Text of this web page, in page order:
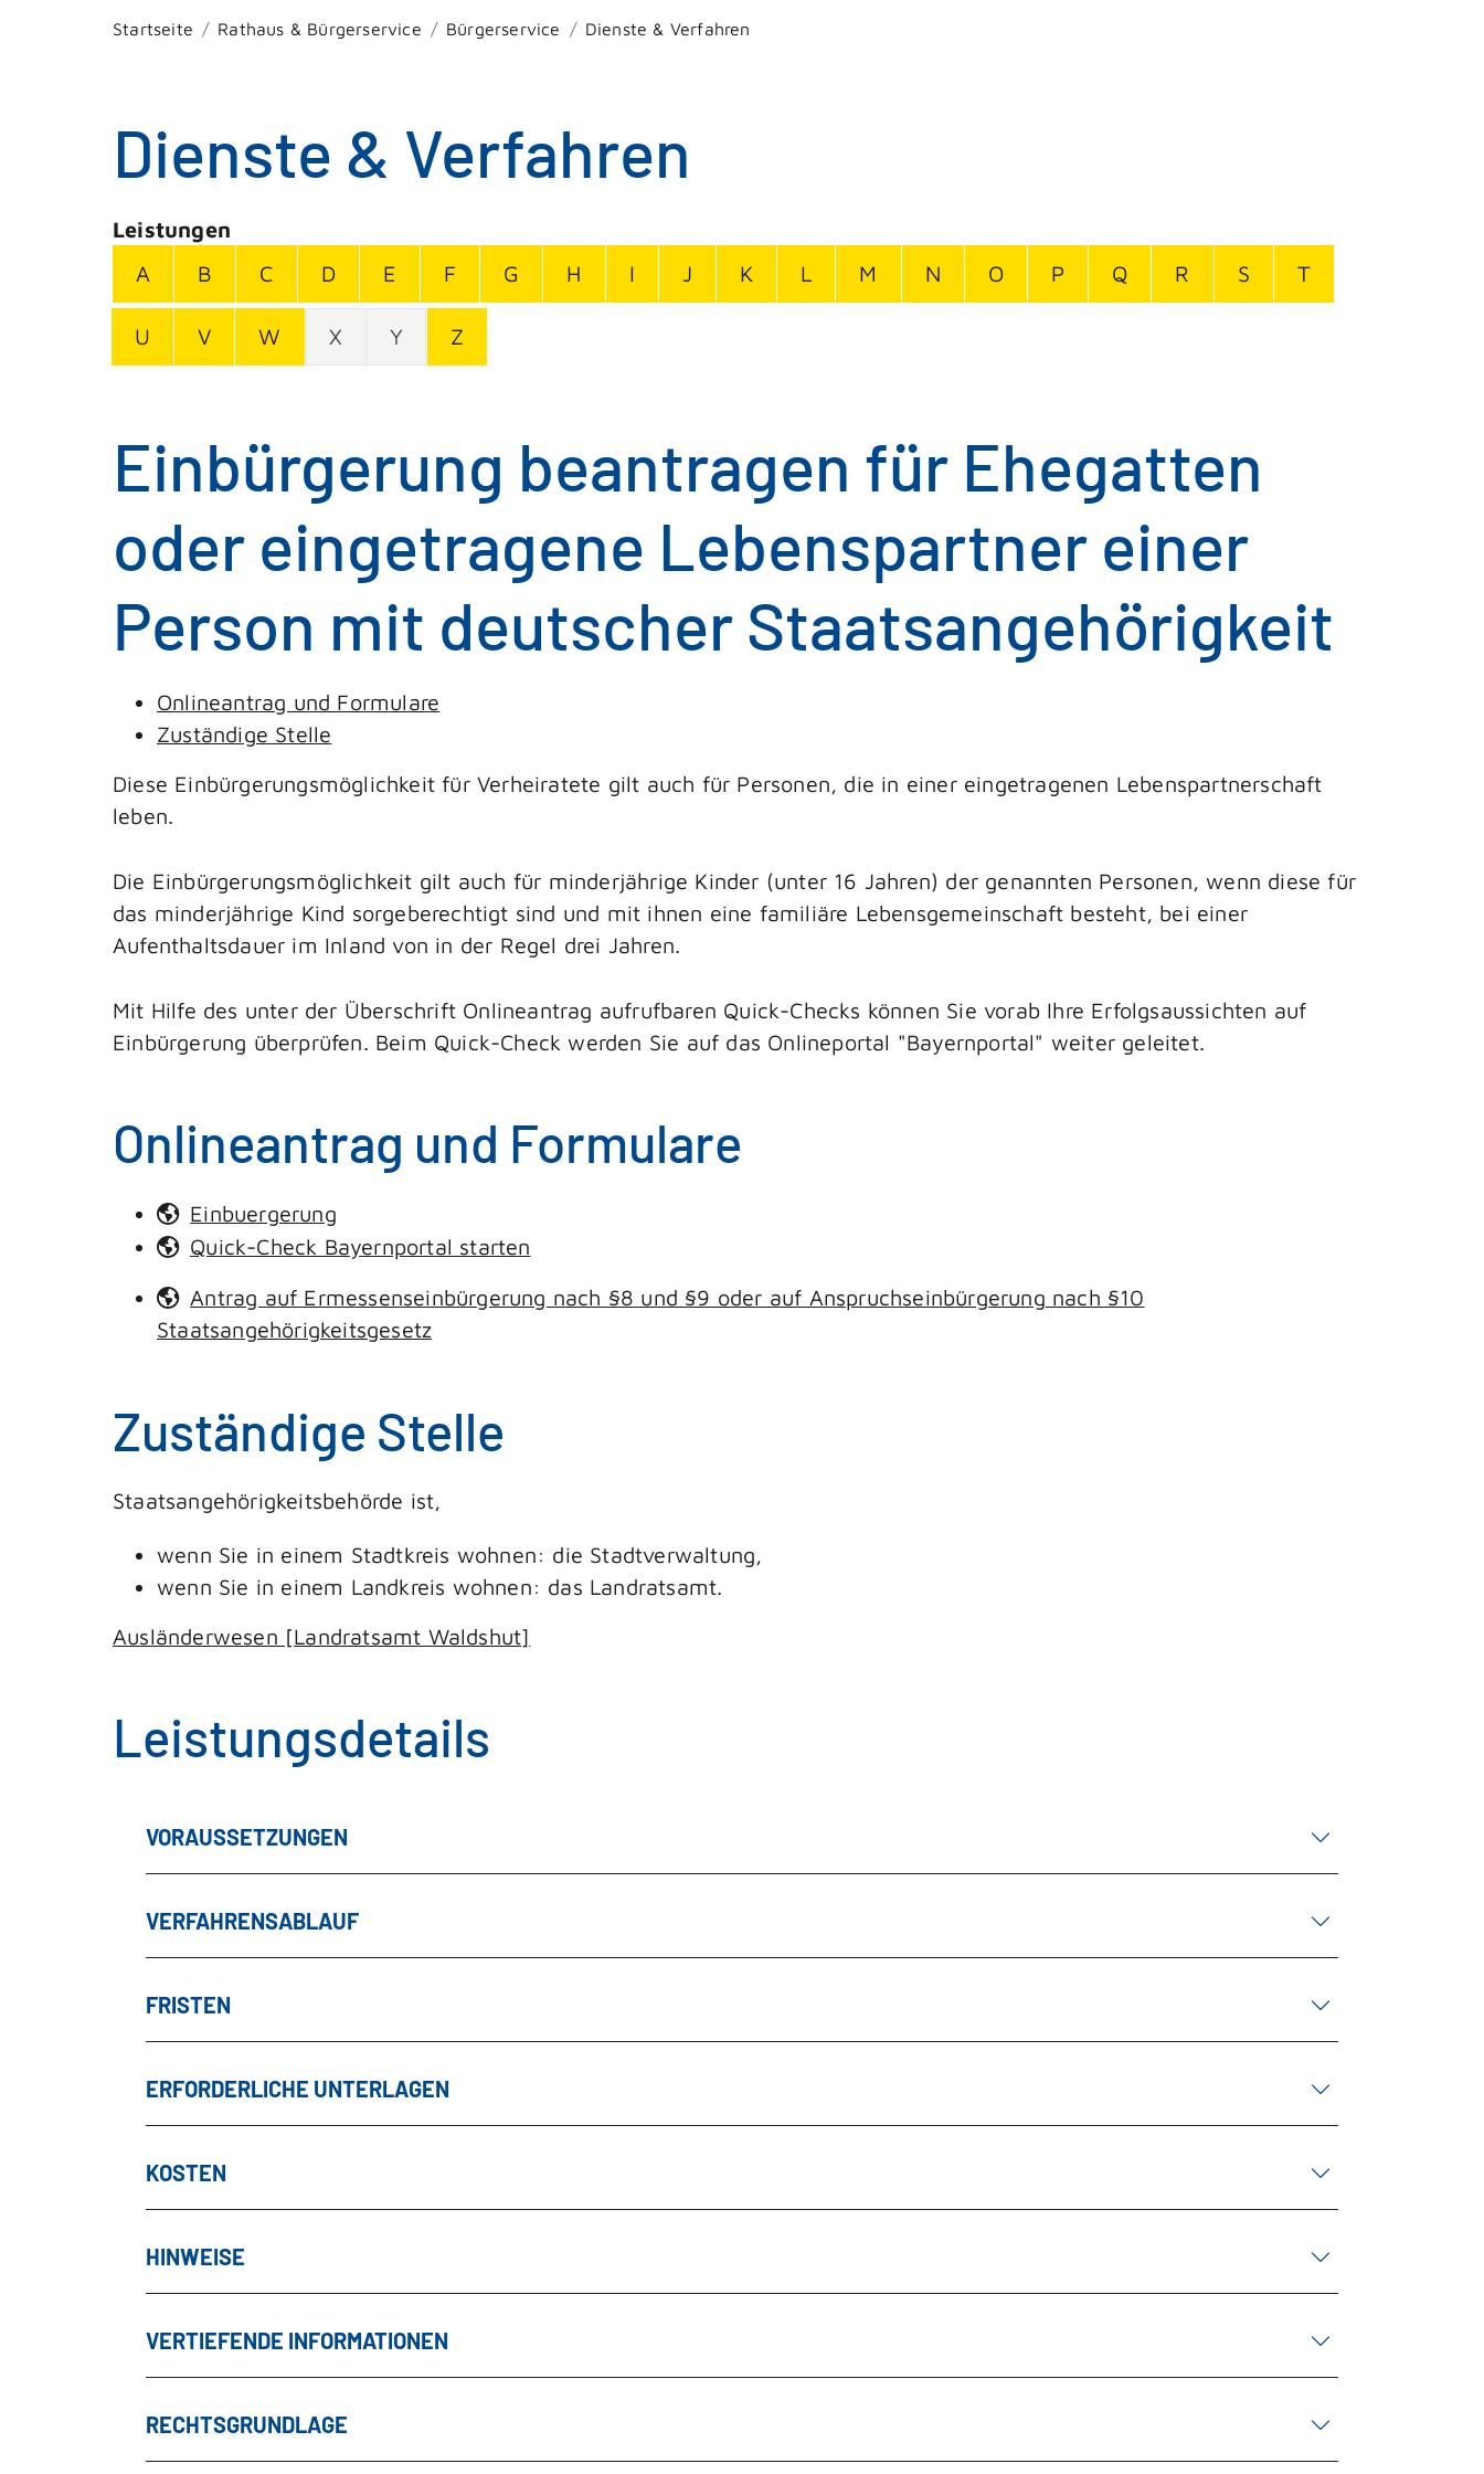
Startseite Rathaus & Bürgerservice Bürgerservice Dienste & Verfahren
Dienste & Verfahren
Leistungen
A
B C D E F G H I J K L M N O P Q R S T
U V W X Y Z
Einbürgerung beantragen für Ehegatten
oder eingetragene Lebenspartner einer
Person mit deutscher Staatsangehörigkeit
Onlineantrag und Formulare
Zuständige Stelle
Diese Einbürgerungsmöglichkeit für Verheiratete gilt auch für Personen, die in einer eingetragenen Lebenspartnerschaft
leben.
Die Einbürgerungsmöglichkeit gilt auch für minderjährige Kinder (unter 16 Jahren) der genannten Personen, wenn diese für
das minderjährige Kind sorgeberechtigt sind und mit ihnen eine familiäre Lebensgemeinschaft besteht, bei einer
Aufenthaltsdauer im Inland von in der Regel drei Jahren.
Mit Hilfe des unter der Überschrift Onlineantrag aufrufbaren Quick-Checks können Sie vorab Ihre Erfolgsaussichten auf
Einbürgerung überprüfen. Beim Quick-Check werden Sie auf das Onlineportal "Bayernportal" weiter geleitet.
Onlineantrag und Formulare
Einbuergerung
Quick-Check Bayernportal starten
Antrag auf Ermessenseinbürgerung nach §8 und §9 oder auf Anspruchseinbürgerung nach §10
Staatsangehörigkeitsgesetz
Zuständige Stelle
Staatsangehörigkeitsbehörde ist,
wenn Sie in einem Stadtkreis wohnen: die Stadtverwaltung,
wenn Sie in einem Landkreis wohnen: das Landratsamt.
Ausländerwesen [Landratsamt Waldshut]
Leistungsdetails
VORAUSSETZUNGEN
VERFAHRENSABLAUF
FRISTEN
ERFORDERLICHE UNTERLAGEN
KOSTEN
HINWEISE
VERTIEFENDE INFORMATIONEN
RECHTSGRUNDLAGE